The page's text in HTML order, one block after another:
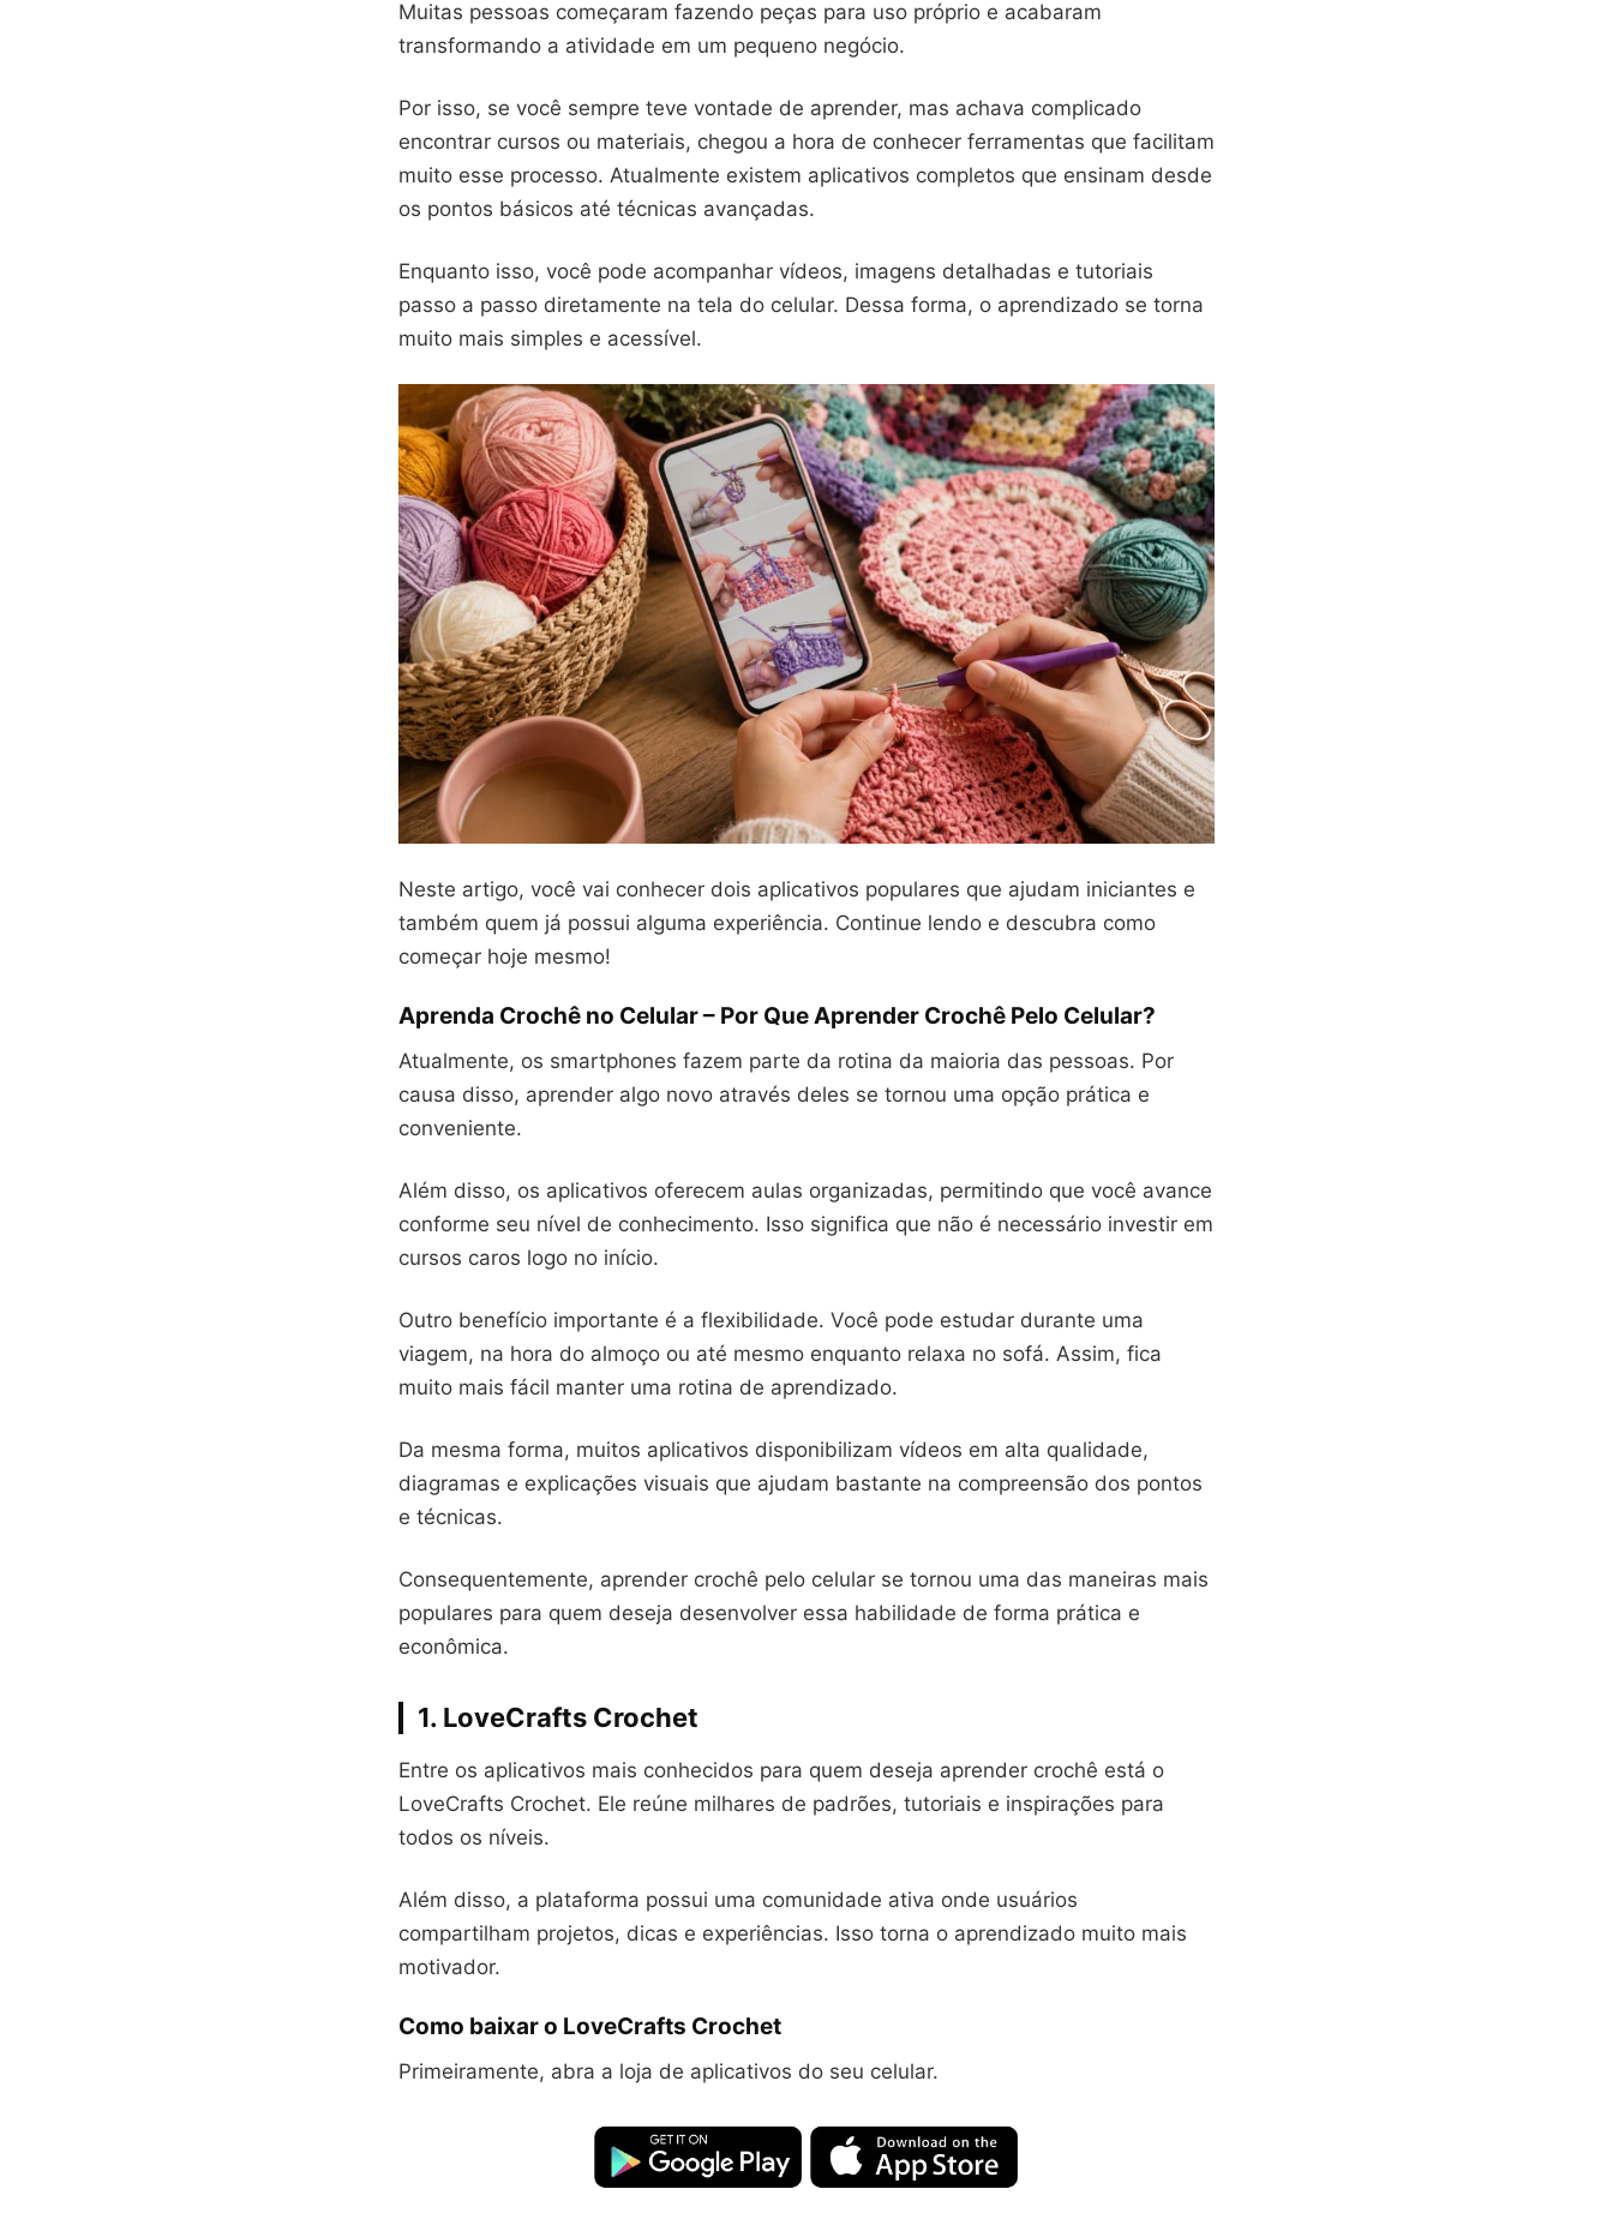
Muitas pessoas começaram fazendo peças para uso próprio e acabaram
transformando a atividade em um pequeno negócio.
Por isso, se você sempre teve vontade de aprender, mas achava complicado
encontrar cursos ou materiais, chegou a hora de conhecer ferramentas que facilitam
muito esse processo. Atualmente existem aplicativos completos que ensinam desde
os pontos básicos até técnicas avançadas.
Enquanto isso, você pode acompanhar vídeos, imagens detalhadas e tutoriais
passo a passo diretamente na tela do celular. Dessa forma, o aprendizado se torna
muito mais simples e acessível.
Neste artigo, você vai conhecer dois aplicativos populares que ajudam iniciantes e
também quem já possui alguma experiência. Continue lendo e descubra como
começar hoje mesmo!
Aprenda Crochê no Celular – Por Que Aprender Crochê Pelo Celular?
Atualmente, os smartphones fazem parte da rotina da maioria das pessoas. Por
causa disso, aprender algo novo através deles se tornou uma opção prática e
conveniente.
Além disso, os aplicativos oferecem aulas organizadas, permitindo que você avance
conforme seu nível de conhecimento. Isso significa que não é necessário investir em
cursos caros logo no início.
Outro benefício importante é a flexibilidade. Você pode estudar durante uma
viagem, na hora do almoço ou até mesmo enquanto relaxa no sofá. Assim, fica
muito mais fácil manter uma rotina de aprendizado.
Da mesma forma, muitos aplicativos disponibilizam vídeos em alta qualidade,
diagramas e explicações visuais que ajudam bastante na compreensão dos pontos
e técnicas.
Consequentemente, aprender crochê pelo celular se tornou uma das maneiras mais
populares para quem deseja desenvolver essa habilidade de forma prática e
econômica.
1. LoveCrafts Crochet
Entre os aplicativos mais conhecidos para quem deseja aprender crochê está o
LoveCrafts Crochet. Ele reúne milhares de padrões, tutoriais e inspirações para
todos os níveis.
Além disso, a plataforma possui uma comunidade ativa onde usuários
compartilham projetos, dicas e experiências. Isso torna o aprendizado muito mais
motivador.
Como baixar o LoveCrafts Crochet
Primeiramente, abra a loja de aplicativos do seu celular.